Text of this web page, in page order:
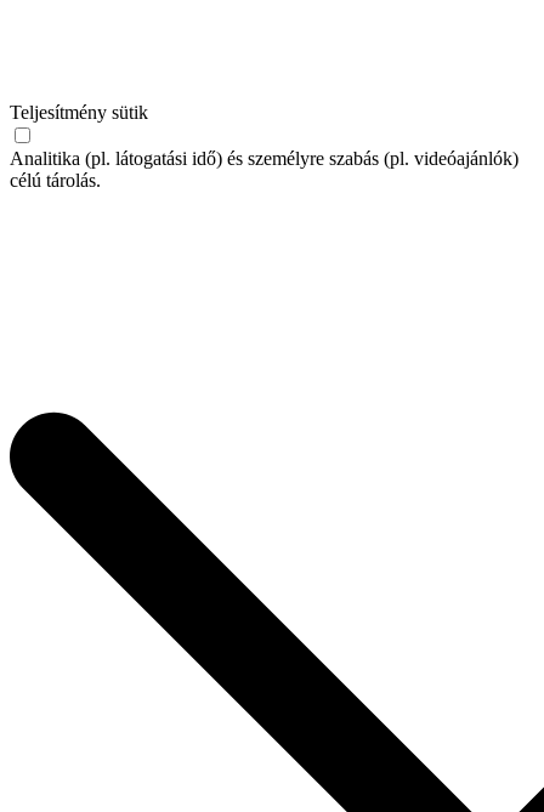
Teljesítmény sütik
Analitika (pl. látogatási idő) és személyre szabás (pl. videóajánlók)
célú tárolás.